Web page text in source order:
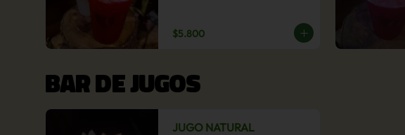
$5.800
BAR DE JUGOS
JUGO NATURAL